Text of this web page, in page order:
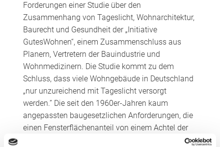
Forderungen einer Studie über den
Zusammenhang von Tageslicht, Wohnarchitektur,
Baurecht und Gesundheit der „Initiative
GutesWohnen“, einem Zusammenschluss aus
Planern, Vertretern der Bauindustrie und
Wohnmedizinern. Die Studie kommt zu dem
Schluss, dass viele Wohngebäude in Deutschland
„nur unzureichend mit Tageslicht versorgt
werden.” Die seit den 1960er-Jahren kaum
angepassten baugesetzlichen Anforderungen, die
einen Fensterflächenanteil von einem Achtel der